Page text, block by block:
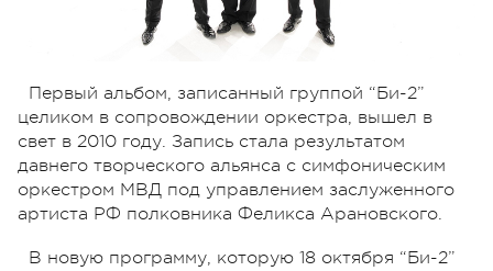
Первый альбом, записанный группой “Би-2”
целиком в сопровождении оркестра, вышел в
свет в 2010 году. Запись стала результатом
давнего творческого альянса с симфоническим
оркестром МВД под управлением заслуженного
артиста РФ полковника Феликса Арановского.
В новую программу, которую 18 октября “Би-2”